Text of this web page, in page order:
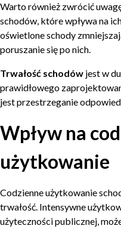
Warto również zwrócić
schodów, które wpływa na
oświetlone schody
poruszanie się po nich.
Trwałość schodów jest w
prawidłowego
jest przestrzeganie
Wpływ na
użytkowanie
Codzienne użytkowanie
trwałość. Intensywne
użyteczności publicznej,